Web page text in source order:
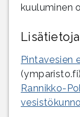
kuuluminen
Pintavesien
(ymparisto.fi)
Rannikko-